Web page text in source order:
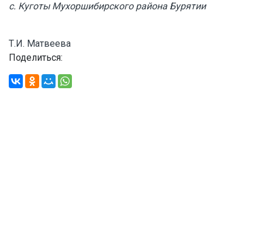
с. Куготы Мухоршибирского района Бурятии
Т.И. Матвеева
Поделиться: